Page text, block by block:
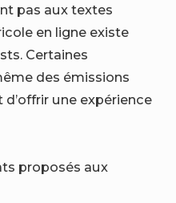
pas aux textes
en ligne existe
Certaines
des émissions
d’offrir une expérience
proposés aux